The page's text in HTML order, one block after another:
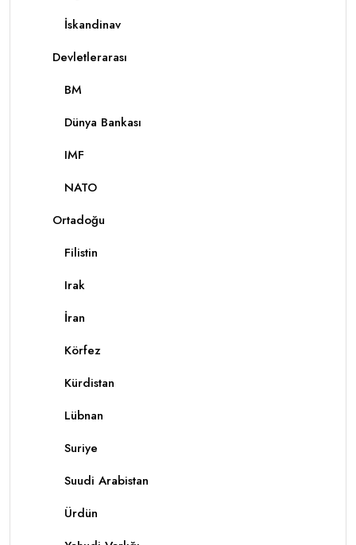
İskandinav
Devletlerarası
BM
Dünya Bankası
IMF
NATO
Ortadoğu
Filistin
Irak
İran
Körfez
Kürdistan
Lübnan
Suriye
Suudi Arabistan
Ürdün